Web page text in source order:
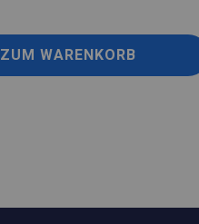
ZUM WARENKORB